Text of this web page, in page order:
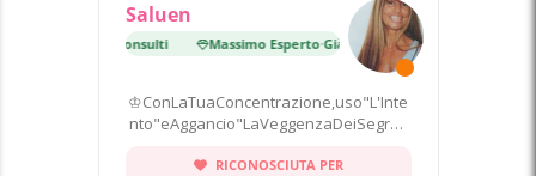
Saluen
Già 21 000 consulti Massimo Esperto·Già 21 000 consulti
♔ConLaTuaConcentrazione,uso"L'Inte
nto"eAggancio"LaVeggenzaDeiSegreti
RICONOSCIUTA PER